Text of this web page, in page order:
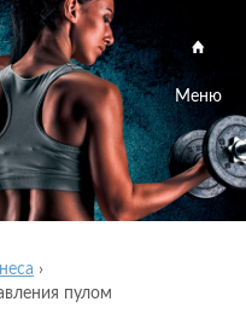
Меню
›
пулом